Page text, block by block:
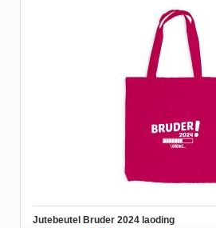
Jutebeutel Bruder 2024 laoding